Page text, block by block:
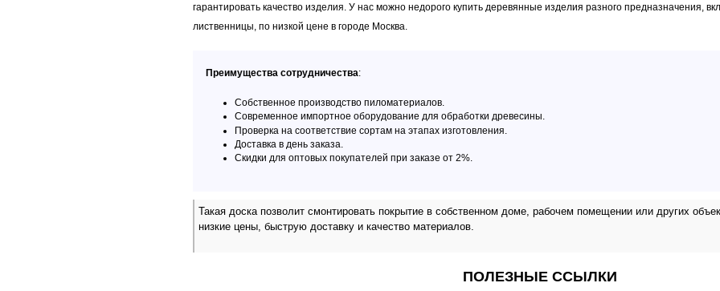
гарантировать качество изделия. У нас можно недорого купить деревянные изделия разного предназначения,
лиственницы, по низкой цене в городе Москва.
Преимущества сотрудничества:
Собственное производство пиломатериалов.
Современное импортное оборудование для обработки древесины.
Проверка на соответствие сортам на этапах изготовления.
Доставка в день заказа.
Скидки для оптовых покупателей при заказе от 2%.
Такая доска позволит смонтировать покрытие в собственном доме, рабочем помещении или других
низкие цены, быструю доставку и качество материалов.
ПОЛЕЗНЫЕ ССЫЛКИ